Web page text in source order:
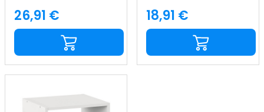
7house
Precio
26,91 €
7house
Precio
18,91 €